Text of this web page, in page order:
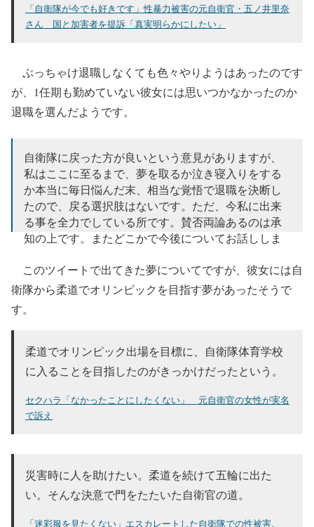
「自衛隊が今でも好きです」性暴力被害の元自衛官・五ノ井里奈
さん 国と加害者を提訴「真実明らかにしたい」
ぶっちゃけ退職しなくても色々やりようはあったのです
が、1任期も勤めていない彼女には思いつかなかったのか
退職を選んだようです。
自衛隊に戻った方が良いという意見がありますが、
私はここに至るまで、夢を取るか泣き寝入りをする
か本当に毎日悩んだ末、相当な覚悟で退職を決断し
たので、戻る選択肢はないです。ただ、今私に出来
る事を全力でしている所です。賛否両論あるのは承
知の上です。またどこかで今後についてお話ししま
— 五ノ井里奈 gonoi rina (@judo_gonoi) October 6, 2022
このツイートで出てきた夢についてですが、彼女には自
衛隊から柔道でオリンピックを目指す夢があったそうで
す。
柔道でオリンピック出場を目標に、自衛隊体育学校
に入ることを目指したのがきっかけだったという。
セクハラ「なかったことにしたくない」 元自衛官の女性が実名
で訴え
災害時に人を助けたい。柔道を続けて五輪に出た
い。そんな決意で門をたたいた自衛官の道。
「迷彩服を見たくない」エスカレートした自衛隊での性被害。